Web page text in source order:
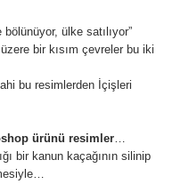
ülke satılıyor”
bir kısım çevreler bu iki
bu resimlerden İçişleri
ürünü resimler…
bir kanun kaçağının silinip